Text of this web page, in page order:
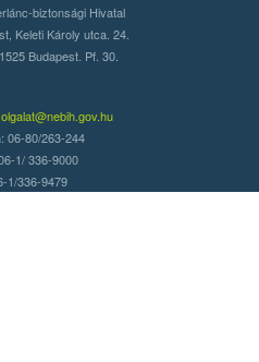
biztonsági Hivatal
Keleti Károly utca. 24.
Budapest. Pf. 30.
06-80/263-244
1/ 336-9000
1/336-9479